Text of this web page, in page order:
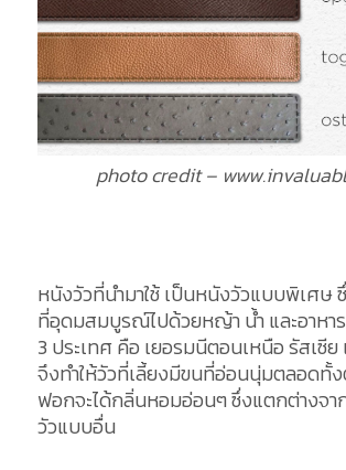
photo credit –
หนังวัวที่นำมาใช้ เป็นหนังวัวแบบพิเศษ
ที่อุดมสมบูรณ์ไปด้วยหญ้า น้ำ และอาหา
3 ประเทศ คือ เยอรมนีตอนเหนือ รัสเซี
จึงทำให้วัวที่เลี้ยงมีขนที่อ่อนนุ่มตลอดทั้ง
ฟอกจะได้กลิ่นหอมอ่อนๆ ซึ่งแตกต่างจา
วัวแบบอื่น